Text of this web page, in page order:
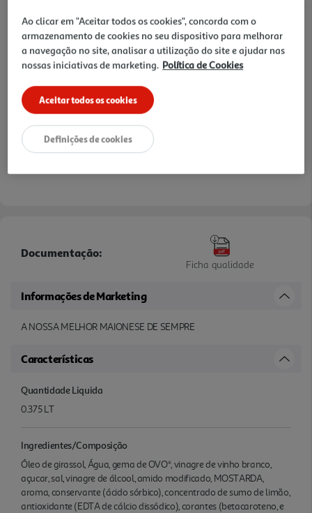
Notas de preparação
Documentação:
Ficha qualidade
Informações de Marketing
A NOSSA MELHOR MAIONESE DE SEMPRE
Características
Quantidade Liquida
0.375 LT
Ingredientes/Composição
Óleo de girassol, Água, gema de OVO*, vinagre de vinho branco,
açucar, sal, vinagre de álcool, amido modificado, MOSTARDA,
aroma, conservante (ácido sórbico), concentrado de sumo de limão,
antioxidante (EDTA de cálcio dissódico), corantes (betacaroteno, e
Ao clicar em "Aceitar todos os cookies", concorda com o
armazenamento de cookies no seu dispositivo para melhorar
a navegação no site, analisar a utilização do site e ajudar nas
nossas iniciativas de marketing. Política de Cookies
Aceitar todos os cookies
Definições de cookies